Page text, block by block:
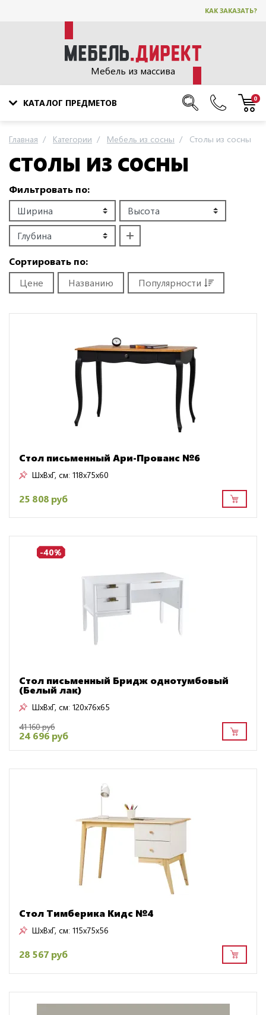
КАК ЗАКАЗАТЬ?
Мебель из массива
КАТАЛОГ ПРЕДМЕТОВ 0
Главная Категории Мебель из сосны Столы из сосны
СТОЛЫ ИЗ СОСНЫ
Сортировать по:
Цене
Названию Популярности
Фильтровать по:
Стол письменный Ари-Прованс №6
ШxВxГ, см: 118x75x60
25 808 руб
-40%
Стол письменный Бридж однотумбовый
(Белый лак)
ШxВxГ, см: 120x76x65
41 160 руб
24 696 руб
Стол Тимберика Кидс №4
ШxВxГ, см: 115x75x56
28 567 руб